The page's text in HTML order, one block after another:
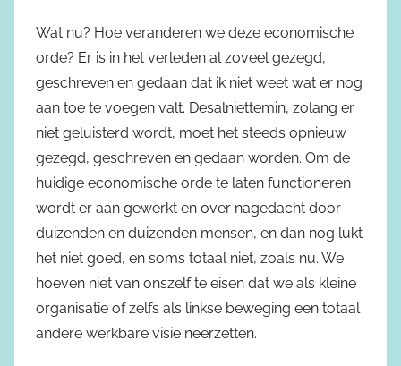
Wat nu? Hoe veranderen we deze economische
orde? Er is in het verleden al zoveel gezegd,
geschreven en gedaan dat ik niet weet wat er nog
aan toe te voegen valt. Desalniettemin, zolang er
niet geluisterd wordt, moet het steeds opnieuw
gezegd, geschreven en gedaan worden. Om de
huidige economische orde te laten functioneren
wordt er aan gewerkt en over nagedacht door
duizenden en duizenden mensen, en dan nog lukt
het niet goed, en soms totaal niet, zoals nu. We
hoeven niet van onszelf te eisen dat we als kleine
organisatie of zelfs als linkse beweging een totaal
andere werkbare visie neerzetten.